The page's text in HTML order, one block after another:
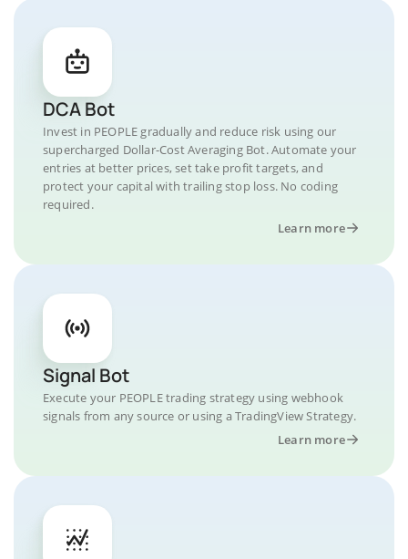
DCA Bot
Invest in PEOPLE gradually and reduce risk using our
supercharged Dollar-Cost Averaging Bot. Automate your
entries at better prices, set take profit targets, and
protect your capital with trailing stop loss. No coding
required.
Learn more
Signal Bot
Execute your PEOPLE trading strategy using webhook
signals from any source or using a TradingView Strategy.
Learn more